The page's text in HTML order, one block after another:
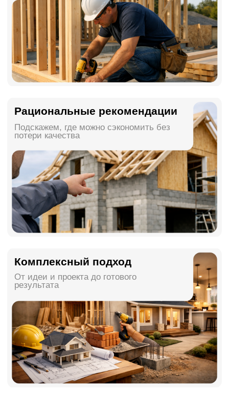
подарок
Срок акции: до 31.08.2026
Подробнее
Водонагреватель
Каждому заключившему договор на
водонагреватель в подарок
Подробнее
Система защиты от
протечек в подарок
комплектацией до 31.08.2026 - система
защиты от протечек в подарок
Срок акции: до 31.08.2026
Подробнее
Наши работы
Реальные объекты, реальные задачи
и понятный результат.